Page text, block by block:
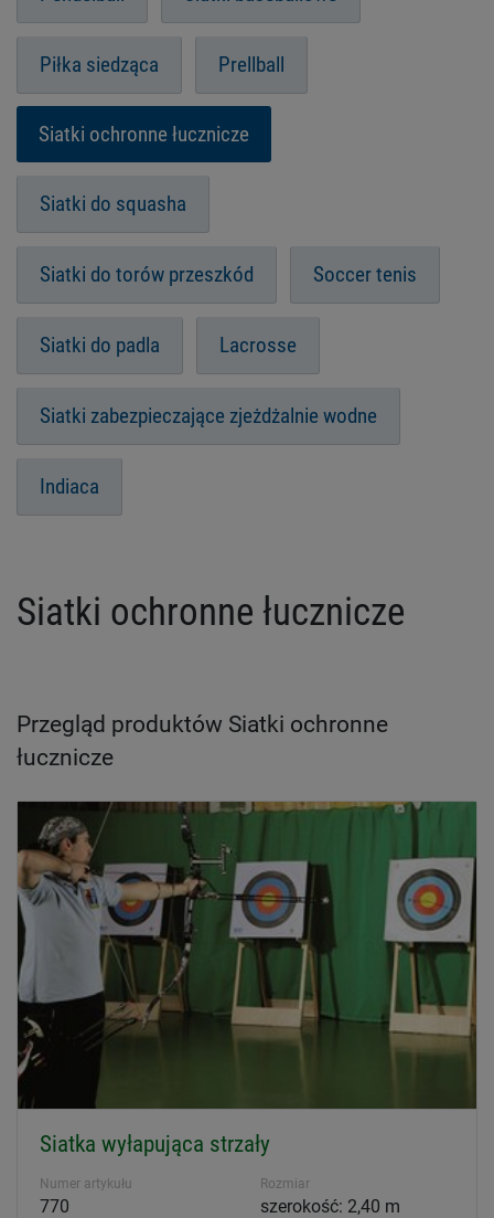
Piłka siedząca Prellball
Siatki ochronne łucznicze
Siatki do squasha
Siatki do torów przeszkód Soccer tenis
Siatki do padla Lacrosse
Siatki zabezpieczające zjeżdżalnie wodne
Indiaca
Siatki ochronne łucznicze
Przegląd produktów Siatki ochronne
łucznicze
Siatka wyłapująca strzały
Numer artykułu
770
Rozmiar
szerokość: 2,40 m